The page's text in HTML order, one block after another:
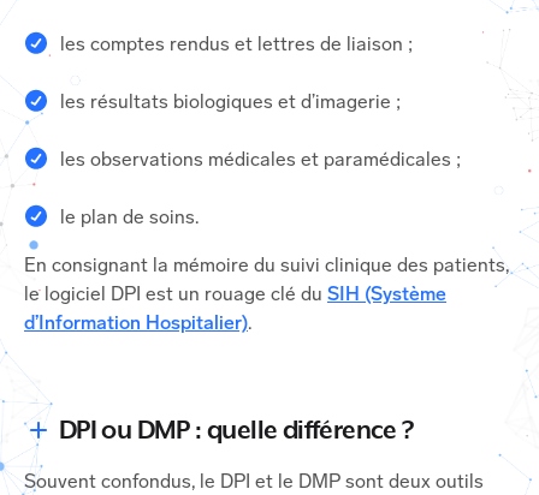
les comptes rendus et lettres de liaison ;
les résultats biologiques et d’imagerie ;
les observations médicales et paramédicales ;
le plan de soins.
En consignant la mémoire du suivi clinique des patients,
le logiciel DPI est un rouage clé du SIH (Système
d’Information Hospitalier).
DPI ou DMP : quelle différence ?
Souvent confondus, le DPI et le DMP sont deux outils